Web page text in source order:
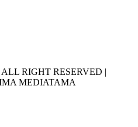
RIGHT RESERVED |
MEDIATAMA